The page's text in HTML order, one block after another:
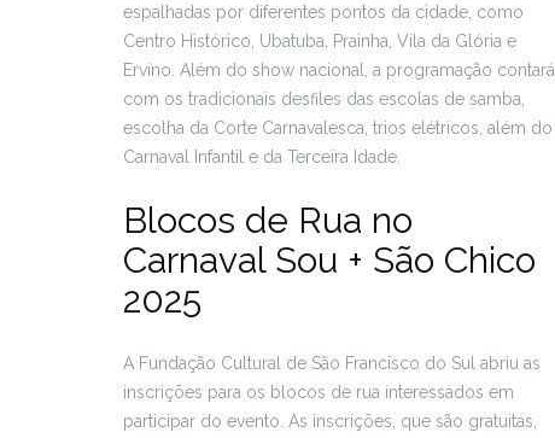
espalhadas por diferentes pontos da cidade, como
Centro Histórico, Ubatuba, Prainha, Vila da Glória e
Ervino. Além do show nacional, a programação contará
com os tradicionais desfiles das escolas de samba,
escolha da Corte Carnavalesca, trios elétricos, além do
Carnaval Infantil e da Terceira Idade.
Blocos de Rua no
Carnaval Sou + São Chico
2025
A Fundação Cultural de São Francisco do Sul abriu as
inscrições para os blocos de rua interessados em
participar do evento. As inscrições, que são gratuitas,